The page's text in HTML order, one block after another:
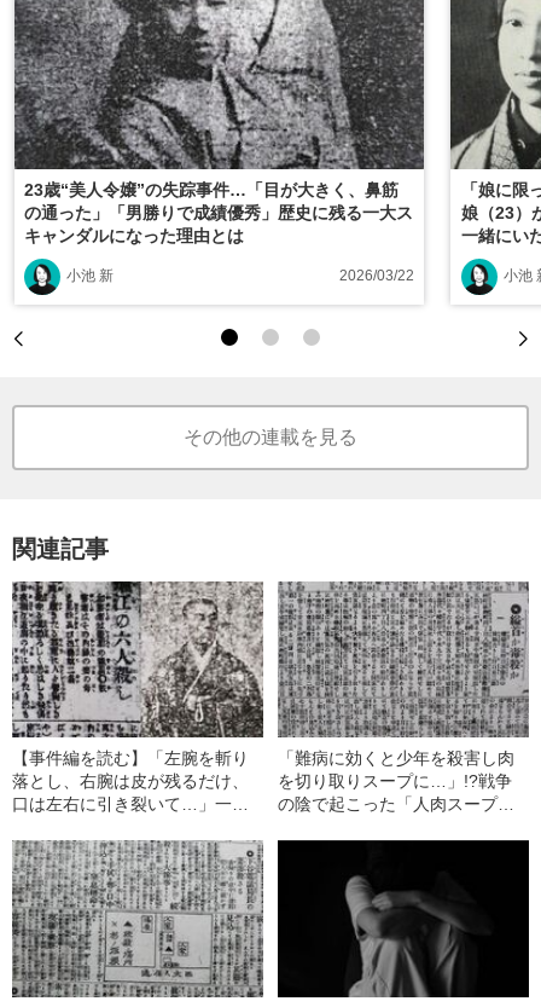
23歳“美人令嬢”の失踪事件…「目が大きく、鼻筋
の通った」「男勝りで成績優秀」歴史に残る一大ス
キャンダルになった理由とは
小池 新 2026/03/22
「娘に
娘（23）
一緒にい
ト」「妻
小池
その他の連載を見る
関連記事
【事件編を読む】「左腕を斬り
落とし、右腕は皮が残るだけ、
口は左右に引き裂いて…」一家6
男の”末路”
「難病に効くと少年を殺害し肉
を切り取りスープに…」!?戦争
の陰で起こった「人肉スープ事